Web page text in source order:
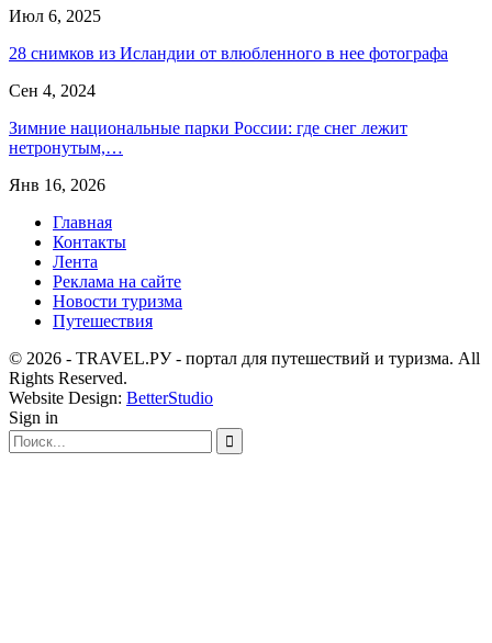
Июл 6, 2025
28 снимков из Исландии от влюбленного в нее фотографа
Сен 4, 2024
Зимние национальные парки России: где снег лежит
нетронутым,…
Янв 16, 2026
Главная
Контакты
Лента
Реклама на сайте
Новости туризма
Путешествия
© 2026 - TRAVEL.РУ - портал для путешествий и туризма. All
Rights Reserved.
Website Design: BetterStudio
Sign in